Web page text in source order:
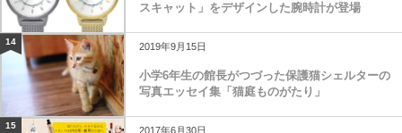
スキャット」をデザインした腕時計が登場
14 2019年9月15日
小学6年生の館長がつづった保護猫シェルターの
写真エッセイ集「猫庭ものがたり」
15 2017年6月30日